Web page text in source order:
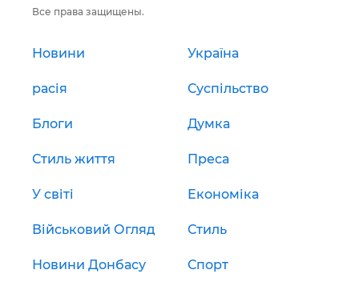
Все права защищены.
Новини Україна
расія Суспільство
Блоги Думка
Стиль життя Преса
У світі Економіка
Військовий Огляд Стиль
Новини Донбасу Спорт